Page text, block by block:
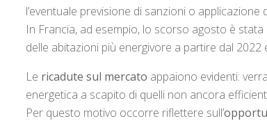
l’eventuale previsione di sanzioni o
In Francia, ad esempio, lo scorso agosto è
delle abitazioni più energivore a partire dal
Le ricadute sul mercato appaiono evidenti:
energetica a scapito di quelli non ancora
Per questo motivo occorre riflettere sull’